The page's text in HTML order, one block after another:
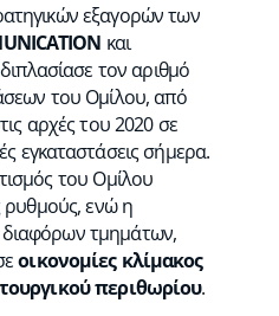
εξαγορών των
και
τον αριθμό
του Ομίλου, από
αρχές του 2020 σε
εγκαταστάσεις σήμερα.
του Ομίλου
ρυθμούς, ενώ η
διαφόρων τμημάτων,
οικονομίες κλίμακος
περιθωρίου.